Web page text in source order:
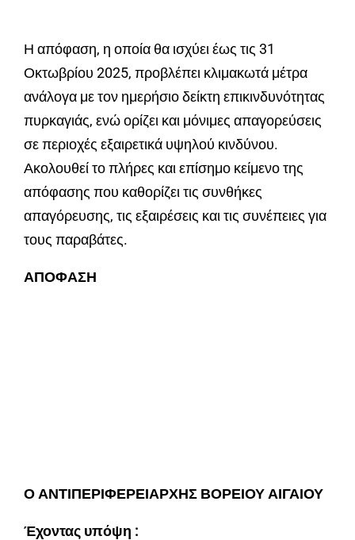
Η απόφαση, η οποία θα ισχύει έως τις 31
Οκτωβρίου 2025, προβλέπει κλιμακωτά μέτρα
ανάλογα με τον ημερήσιο δείκτη επικινδυνότητας
πυρκαγιάς, ενώ ορίζει και μόνιμες απαγορεύσεις
σε περιοχές εξαιρετικά υψηλού κινδύνου.
Ακολουθεί το πλήρες και επίσημο κείμενο της
απόφασης που καθορίζει τις συνθήκες
απαγόρευσης, τις εξαιρέσεις και τις συνέπειες για
τους παραβάτες.
ΑΠΟΦΑΣΗ
Ο ΑΝΤΙΠΕΡΙΦΕΡΕΙΑΡΧΗΣ ΒΟΡΕΙΟΥ ΑΙΓΑΙΟΥ
Έχοντας υπόψη :